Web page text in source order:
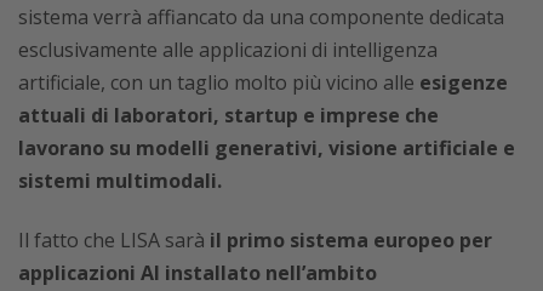
sistema verrà affiancato da una componente dedicata
esclusivamente alle applicazioni di intelligenza
artificiale, con un taglio molto più vicino alle esigenze
attuali di laboratori, startup e imprese che
lavorano su modelli generativi, visione artificiale e
sistemi multimodali.
Il fatto che LISA sarà il primo sistema europeo per
applicazioni AI installato nell’ambito